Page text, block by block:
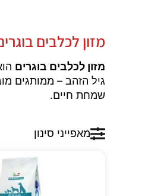
מזון לכלבים
מזון לכלבים בוגרים
גיל הזהב – ממותגים
שמחת חיים.
מאפייני סינון